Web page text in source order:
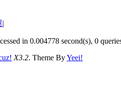
|
in 0.004778 second(s), 0
X3.2. Theme ByYeei!